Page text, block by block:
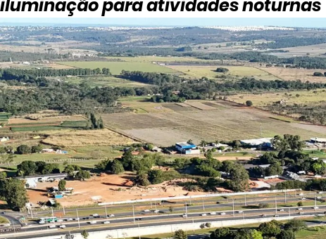
iluminação para atividades noturnas